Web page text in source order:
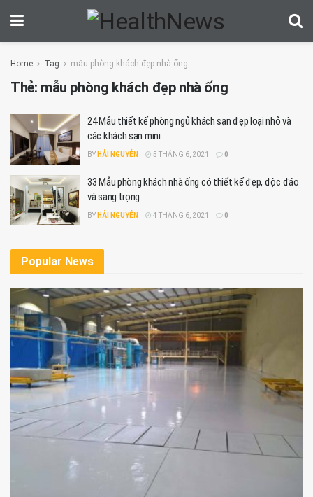
Home Tag mẫu phòng khách đẹp nhà ống
Thẻ: mẫu phòng khách đẹp nhà ống
24 Mẫu thiết kế phòng ngủ khách sạn đẹp loại nhỏ và
các khách sạn mini
BY HẢI NGUYỄN 5 THÁNG 6, 2021 0
33 Mẫu phòng khách nhà ống có thiết kế đẹp, độc đáo
và sang trọng
BY HẢI NGUYỄN 4 THÁNG 6, 2021 0
Popular News